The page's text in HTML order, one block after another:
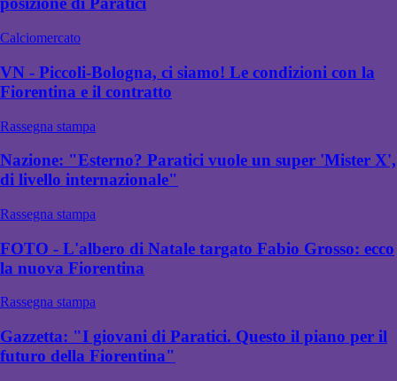
Calciomercato
VN - Piccoli-Bologna, ci siamo! Le condizioni con la
Fiorentina e il contratto
Rassegna stampa
Nazione: "Esterno? Paratici vuole un super 'Mister X',
di livello internazionale"
Rassegna stampa
FOTO - L'albero di Natale targato Fabio Grosso: ecco
la nuova Fiorentina
Rassegna stampa
Gazzetta: "I giovani di Paratici. Questo il piano per il
futuro della Fiorentina"